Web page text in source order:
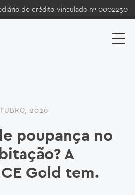
de crédito vinculado nº 0002250
2020
poupança no
A
Gold tem.